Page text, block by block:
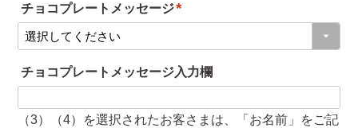
チョコプレートメッセージ
必
須
チョコプレートメッセージ入力欄
（3）（4）を選択されたお客さまは、「お名前」をご記